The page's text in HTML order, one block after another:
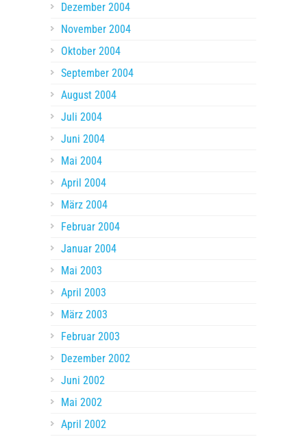
Dezember 2004
November 2004
Oktober 2004
September 2004
August 2004
Juli 2004
Juni 2004
Mai 2004
April 2004
März 2004
Februar 2004
Januar 2004
Mai 2003
April 2003
März 2003
Februar 2003
Dezember 2002
Juni 2002
Mai 2002
April 2002